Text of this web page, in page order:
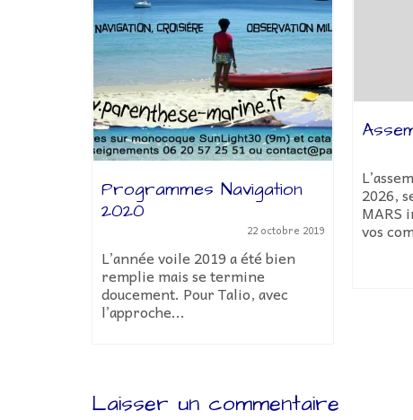
Programmes Navigation
2020
22 octobre 2019
L’année voile 2019 a été bien
remplie mais se termine
doucement. Pour Talio, avec
l’approche...
2026,
MARS
vos
Laisser un commentaire